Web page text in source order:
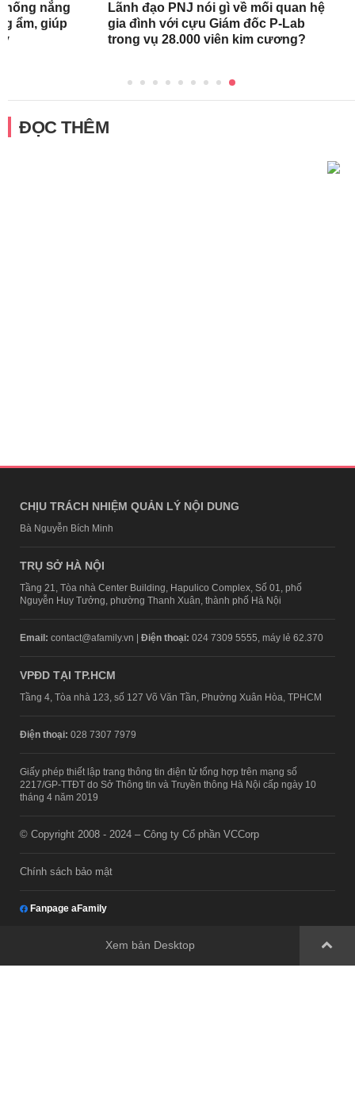
nắng
ẩm, giúp
Lãnh đạo PNJ nói gì về mối quan hệ
gia đình với cựu Giám đốc P-Lab
trong vụ 28.000 viên kim cương?
ĐỌC THÊM
CHỊU TRÁCH NHIỆM QUẢN LÝ NỘI DUNG
Bà Nguyễn Bích Minh
TRỤ SỞ HÀ NỘI
Tầng 21, Tòa nhà Center Building, Hapulico Complex, Số 01, phố
Nguyễn Huy Tưởng, phường Thanh Xuân, thành phố Hà Nội
Email: contact@afamily.vn | Điện thoại: 024 7309 5555, máy lẻ 62.370
VPĐD TẠI TP.HCM
Tầng 4, Tòa nhà 123, số 127 Võ Văn Tần, Phường Xuân Hòa, TPHCM
Điện thoại: 028 7307 7979
Giấy phép thiết lập trang thông tin điện tử tổng hợp trên mạng số
2217/GP-TTĐT do Sở Thông tin và Truyền thông Hà Nội cấp ngày 10
tháng 4 năm 2019
© Copyright 2008 - 2024 – Công ty Cổ phần VCCorp
Chính sách bảo mật
Fanpage aFamily
Xem bản Desktop